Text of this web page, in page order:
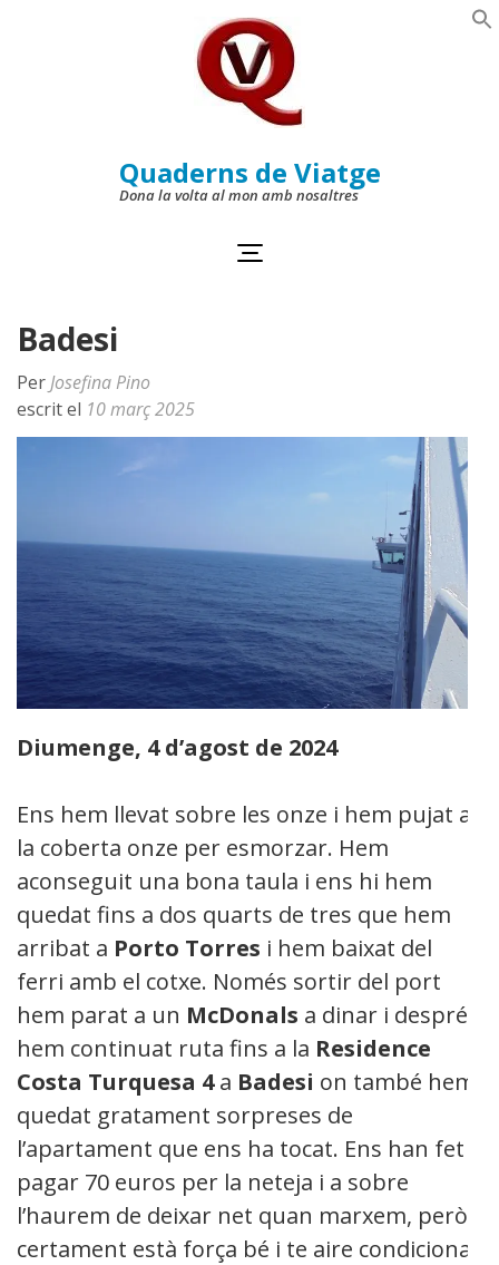
Quaderns de Viatge
Dona la volta al mon amb nosaltres
Badesi
Per Josefina Pino
escrit el 10 març 2025
Diumenge, 4 d’agost de 2024
Ens hem llevat sobre les onze i hem pujat a
la coberta onze per esmorzar. Hem
aconseguit una bona taula i ens hi hem
quedat fins a dos quarts de tres que hem
arribat a Porto Torres i hem baixat del
ferri amb el cotxe. Només sortir del port
hem parat a un McDonals a dinar i després
hem continuat ruta fins a la Residence
Costa Turquesa 4a Badesi on també hem
quedat gratament sorpreses de
l’apartament que ens ha tocat. Ens han fet
pagar 70 euros per la neteja i a sobre
l’haurem de deixar net quan marxem, però
certament està força bé i te aire condicionat